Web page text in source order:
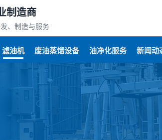
制造商
、制造与服务
滤油机 废油蒸馏设备 油净化服务 新闻动